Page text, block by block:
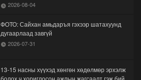
2026-08-04
ФОТО: Сайхан амьдаръя гэхээр шатахуунд
дугаарлаад завгүй
2026-07-31
13-15 насны хүүхэд хөнгөн хөдөлмөр эрхэлж
болох ч хориглосон ажлын жагсаалт гэж бий